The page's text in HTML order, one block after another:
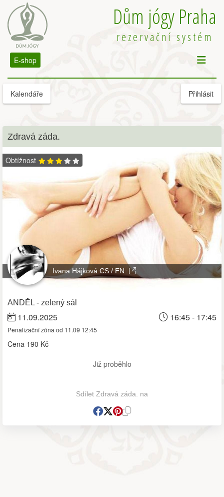
Dům jógy Praha
rezervační systém
E-shop
Kalendáře Přihlásit
Zdravá záda.
Obtížnost
Ivana Hájková CS / EN
ANDĚL - zelený sál
11.09.2025 16:45 - 17:45
Penalizační zóna od 11.09 12:45
Cena 190 Kč
Již proběhlo
Sdílet Zdravá záda. na